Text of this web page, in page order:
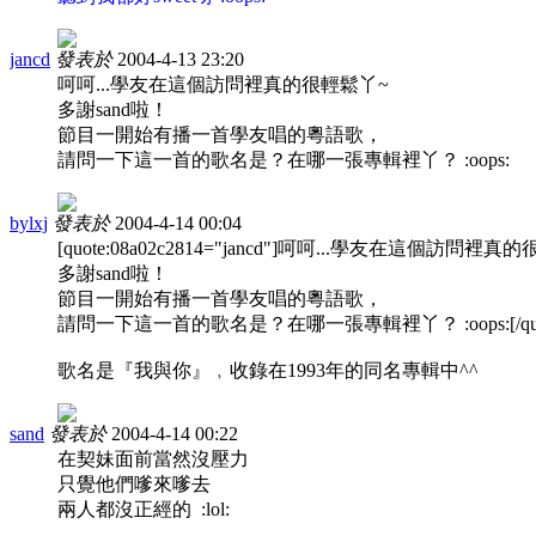
jancd 發表於 2004-4-13 23:20
呵呵...學友在這個訪問裡真的很輕鬆丫~
多謝sand啦！
節目一開始有播一首學友唱的粵語歌，
請問一下這一首的歌名是？在哪一張專輯裡丫？ :oops:
bylxj 發表於 2004-4-14 00:04
[quote:08a02c2814="jancd"]呵呵...學友在這個訪問裡真的
多謝sand啦！
節目一開始有播一首學友唱的粵語歌，
請問一下這一首的歌名是？在哪一張專輯裡丫？ :oops:[/
歌名是『我與你』﹐收錄在1993年的同名專輯中^^
sand 發表於 2004-4-14 00:22
在契妹面前當然沒壓力
只覺他們嗲來嗲去
兩人都沒正經的 :lol: